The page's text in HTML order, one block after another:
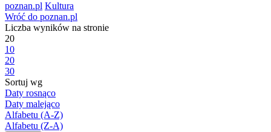
poznan.pl Kultura
Wróć do poznan.pl
Liczba wyników na stronie
20
10
20
30
Sortuj wg
Daty rosnąco
Daty malejąco
Alfabetu (A-Z)
Alfabetu (Z-A)